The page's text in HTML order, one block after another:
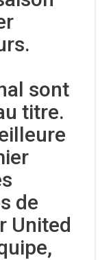
sont
titre.
de
United